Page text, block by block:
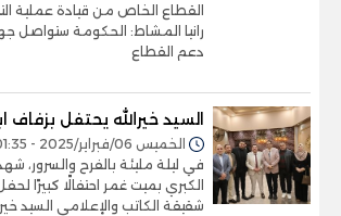
القطاع الخاص من قيادة عملية
رانيا المشاط: الحكومة
دعم القطاع
السيد خيرالله يحتفل بزفاف
الخميس 06/فبراير/2025 - 01:35 م
في ليلة مليئة بالفرح والسرور،
الكبري بميت غمر احتفالًا كبيرًا
شقيقة الكاتب والإعلامي السيد